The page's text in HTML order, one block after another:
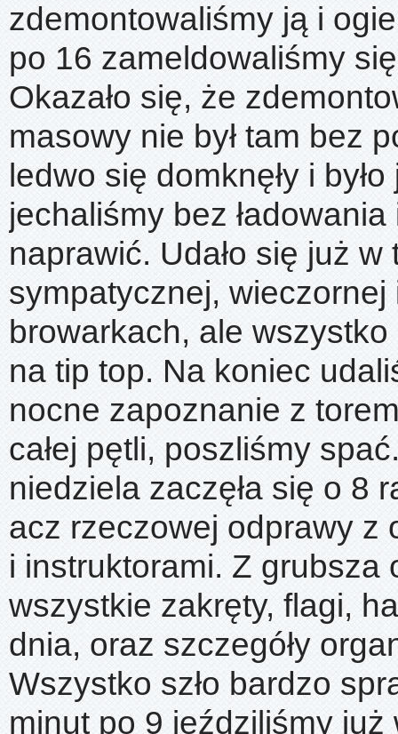
zdemontowaliśmy ją i
po 16 zameldowaliśmy
Okazało się, że
masowy nie był tam bez
ledwo się domknęły i
jechaliśmy bez
naprawić. Udało się już w
sympatycznej, wieczornej
browarkach, ale
na tip top. Na koniec
nocne zapoznanie z
całej pętli, poszliśmy
niedziela zaczęła się o 8
acz rzeczowej odprawy z
i instruktorami. Z grubsza
wszystkie zakręty, flagi,
dnia, oraz szczegóły
Wszystko szło bardzo
minut po 9 jeździliśmy już